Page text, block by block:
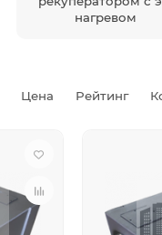
нагревом
Цена Рейтинг